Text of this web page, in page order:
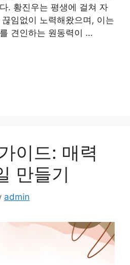
. 황진우는 평생에 걸쳐 자
임없이 노력해왔으며, 이는
견인하는 원동력이 …
이드: 매력
만들기
admin